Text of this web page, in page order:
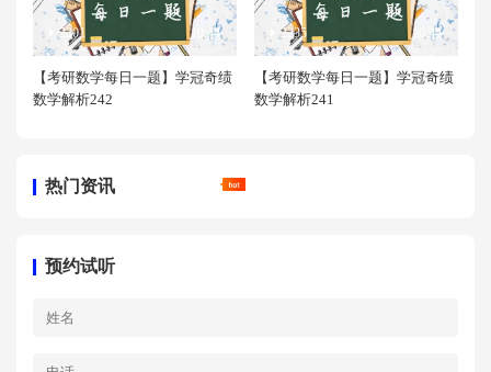
2301 10:44
【考研数学每日一题】学冠奇绩
数学解析242
2235 10:44
【考研数学每日一题】学冠奇绩
数学解析241
热门资讯
预约试听